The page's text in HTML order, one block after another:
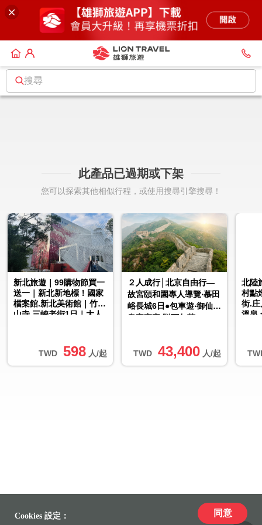
搜尋
此產品已過期或下架
您可以探索其他相似行程，或使用搜尋引擎搜尋！
TWD 598 人/起
新北旅遊｜99購物節買一
送一｜新北新地標！國家
檔案館.新北美術館｜竹林
山寺.三峽老街1日｜大人
TWD 43,400 人/起
２人成行│北京自由行—
故宮頤和園專人導覽‧慕田
峪長城6日●包車遊‧御仙都
皇家宮宴‧贈下午茶
北陸
村點
街.庄
溫泉.
Cookies 設定： 同意